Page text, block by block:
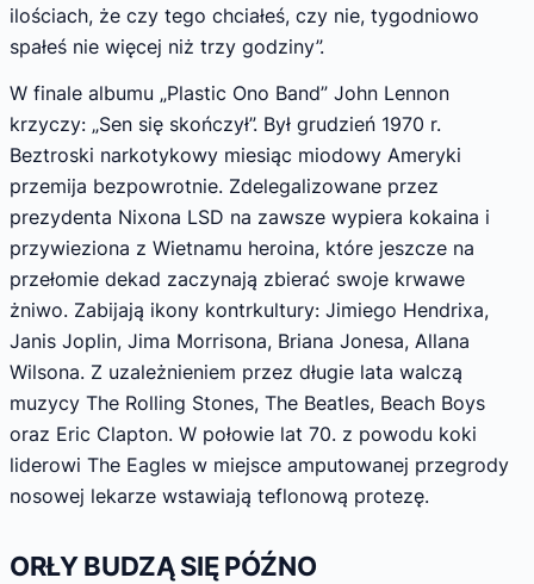
ilościach, że czy tego chciałeś, czy nie, tygodniowo
spałeś nie więcej niż trzy godziny”.
W finale albumu „Plastic Ono Band” John Lennon
krzyczy: „Sen się skończył”. Był grudzień 1970 r.
Beztroski narkotykowy miesiąc miodowy Ameryki
przemija bezpowrotnie. Zdelegalizowane przez
prezydenta Nixona LSD na zawsze wypiera kokaina i
przywieziona z Wietnamu heroina, które jeszcze na
przełomie dekad zaczynają zbierać swoje krwawe
żniwo. Zabijają ikony kontrkultury: Jimiego Hendrixa,
Janis Joplin, Jima Morrisona, Briana Jonesa, Allana
Wilsona. Z uzależnieniem przez długie lata walczą
muzycy The Rolling Stones, The Beatles, Beach Boys
oraz Eric Clapton. W połowie lat 70. z powodu koki
liderowi The Eagles w miejsce amputowanej przegrody
nosowej lekarze wstawiają teflonową protezę.
ORŁY BUDZĄ SIĘ PÓŹNO